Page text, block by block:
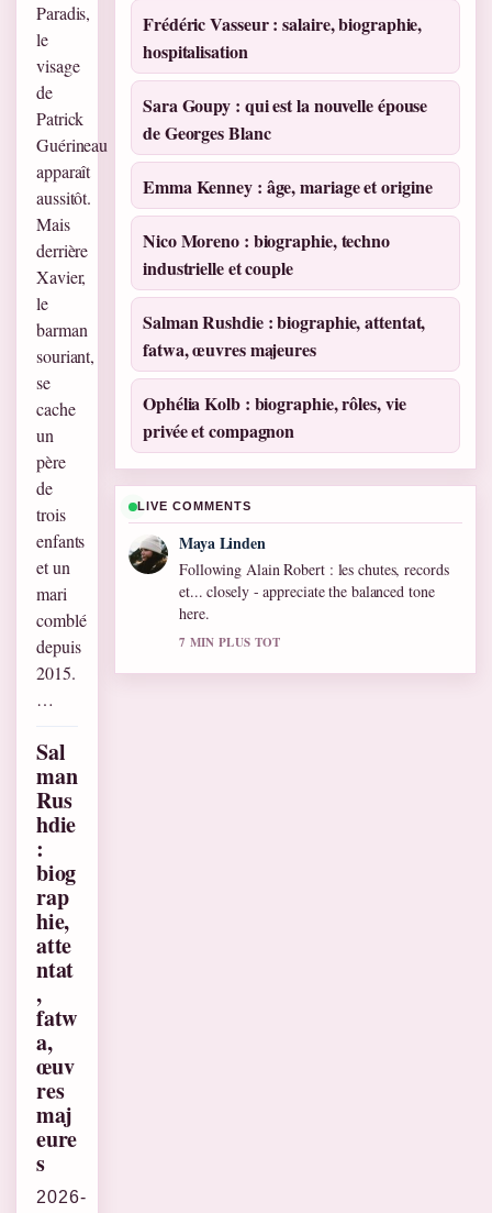
Paradis,
le
visage
de
Patrick
Guérineau
apparaît
aussitôt.
Mais
derrière
Xavier,
le
barman
souriant,
se
cache
un
père
de
trois
enfants
et un
mari
comblé
depuis
2015.
…
Sal
man
Rus
hdie
:
biog
rap
hie,
atte
ntat
,
fatw
a,
œuv
res
maj
eure
s
2026-
Frédéric Vasseur : salaire, biographie,
hospitalisation
Sara Goupy : qui est la nouvelle épouse
de Georges Blanc
Emma Kenney : âge, mariage et origine
Nico Moreno : biographie, techno
industrielle et couple
Salman Rushdie : biographie, attentat,
fatwa, œuvres majeures
Ophélia Kolb : biographie, rôles, vie
privée et compagnon
LIVE COMMENTS
Maya Linden
Following Alain Robert : les chutes, records
et... closely - appreciate the balanced tone
here.
7 MIN PLUS TOT